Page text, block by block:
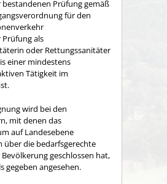
bestandenen Prüfung gemäß
für den
Prüfung als
oder Rettungssanitäter
einer mindestens
Tätigkeit im
wird bei den
mit denen das
auf Landesebene
über die bedarfsgerechte
geschlossen hat,
gegeben angesehen.